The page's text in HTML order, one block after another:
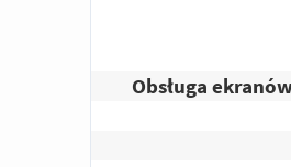
Obsługa